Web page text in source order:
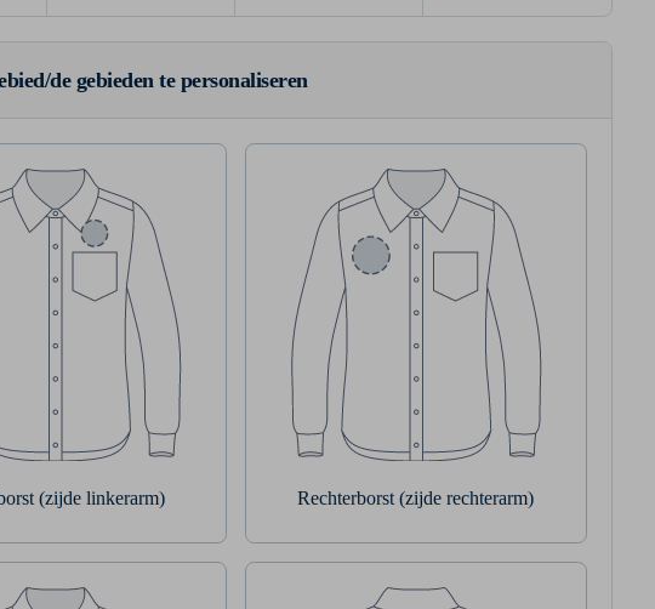
de gebieden te personaliseren
(zijde linkerarm) Rechterborst (zijde rechterarm)